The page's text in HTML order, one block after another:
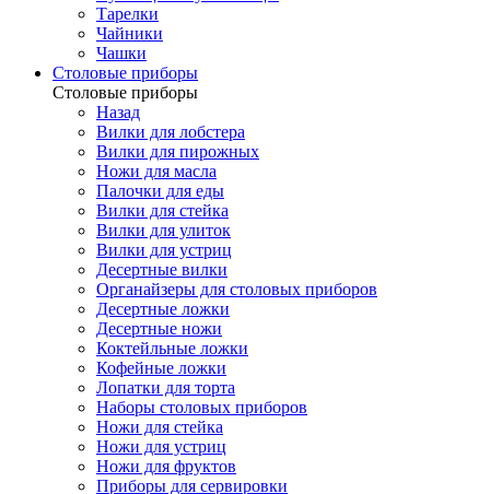
Тарелки
Чайники
Чашки
Cтоловые приборы
Cтоловые приборы
Назад
Вилки для лобстера
Вилки для пирожных
Ножи для масла
Палочки для еды
Вилки для стейка
Вилки для улиток
Вилки для устриц
Десертные вилки
Органайзеры для столовых приборов
Десертные ложки
Десертные ножи
Коктейльные ложки
Кофейные ложки
Лопатки для торта
Наборы столовых приборов
Ножи для стейка
Ножи для устриц
Ножи для фруктов
Приборы для сервировки